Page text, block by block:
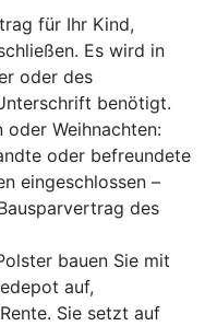
für Ihr Kind,
Es wird in
oder des
benötigt.
oder Weihnachten:
oder befreundete
eingeschlossen –
des
bauen Sie mit
auf,
Sie setzt auf